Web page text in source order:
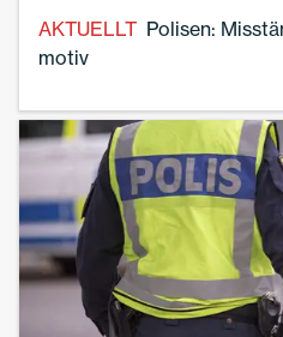
AKTUELLT Polisen:
motiv